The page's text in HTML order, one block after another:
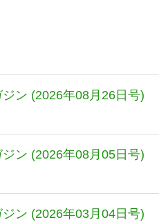
ン (2026年08月26日号)
ン (2026年08月05日号)
ン (2026年03月04日号)